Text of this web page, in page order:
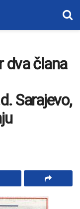
dva člana
Sarajevo,